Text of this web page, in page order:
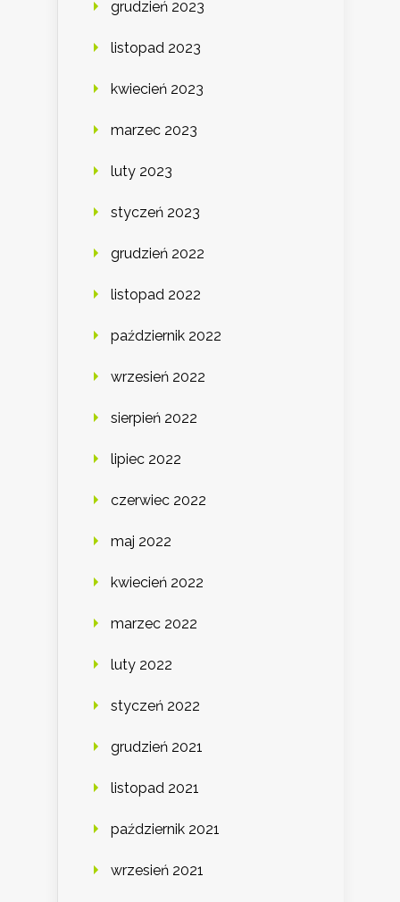
grudzień 2023
listopad 2023
kwiecień 2023
marzec 2023
luty 2023
styczeń 2023
grudzień 2022
listopad 2022
październik 2022
wrzesień 2022
sierpień 2022
lipiec 2022
czerwiec 2022
maj 2022
kwiecień 2022
marzec 2022
luty 2022
styczeń 2022
grudzień 2021
listopad 2021
październik 2021
wrzesień 2021